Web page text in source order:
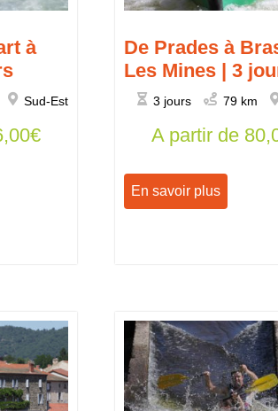
à
Sud-Est
€
De Prades à
Les Mines | 3
3 jours 79 km
A partir de
En savoir plus